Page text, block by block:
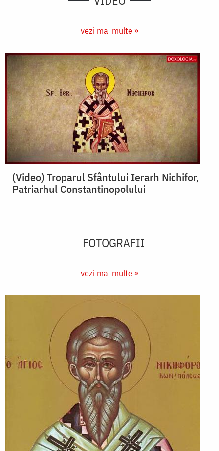
vezi mai multe »
(Video) Troparul Sfântului Ierarh Nichifor,
Patriarhul Constantinopolului
FOTOGRAFII
vezi mai multe »